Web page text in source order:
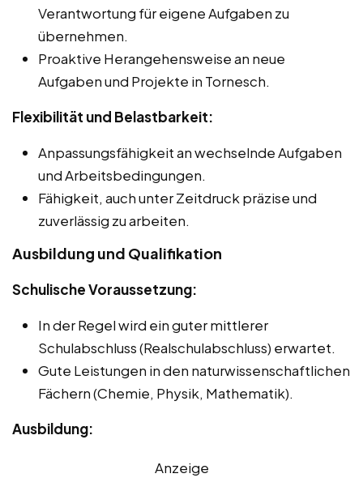
Verantwortung für eigene Aufgaben zu
übernehmen.
Proaktive Herangehensweise an neue
Aufgaben und Projekte in Tornesch.
Flexibilität und Belastbarkeit:
Anpassungsfähigkeit an wechselnde Aufgaben
und Arbeitsbedingungen.
Fähigkeit, auch unter Zeitdruck präzise und
zuverlässig zu arbeiten.
Ausbildung und Qualifikation
Schulische Voraussetzung:
In der Regel wird ein guter mittlerer
Schulabschluss (Realschulabschluss) erwartet.
Gute Leistungen in den naturwissenschaftlichen
Fächern (Chemie, Physik, Mathematik).
Ausbildung:
Anzeige